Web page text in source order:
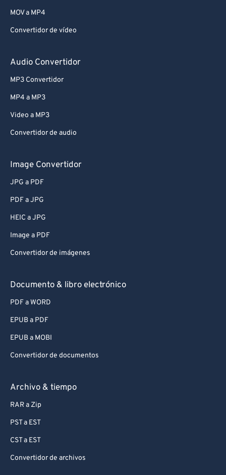
MOV a MP4
Convertidor de vídeo
Audio Convertidor
MP3 Convertidor
MP4 a MP3
Video a MP3
Convertidor de audio
Image Convertidor
JPG a PDF
PDF a JPG
HEIC a JPG
Image a PDF
Convertidor de imágenes
Documento & libro electrónico
PDF a WORD
EPUB a PDF
EPUB a MOBI
Convertidor de documentos
Archivo & tiempo
RAR a Zip
PST a EST
CST a EST
Convertidor de archivos